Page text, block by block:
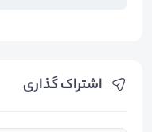
اشتراک گذاری